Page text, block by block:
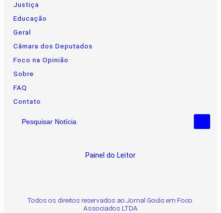
Justiça
Educação
Geral
Câmara dos Deputados
Foco na Opinião
Sobre
FAQ
Contato
Pesquisar Notícia
Painel do Leitor
Todos os direitos reservados ao Jornal Goiás em Foco
Associados LTDA